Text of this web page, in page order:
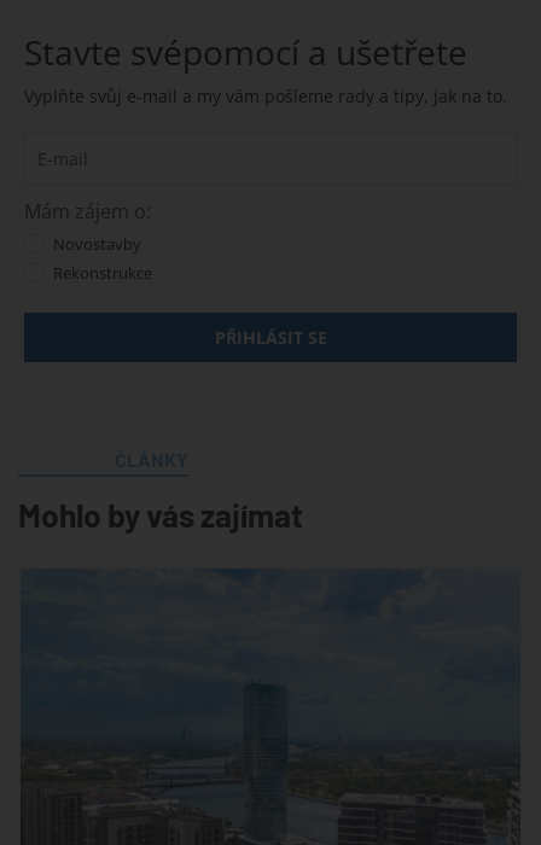
Stavte svépomocí a ušetřete
Vyplňte svůj e-mail a my vám pošleme rady a tipy, jak na to.
Mám zájem o:
Novostavby
Rekonstrukce
PŘIHLÁSIT SE
Mohlo by vás zajímat